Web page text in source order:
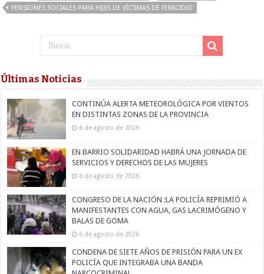
PENSIONES SOCIALES PARA HIJXS DE VÍCTIMAS DE FEMICIDIO
Últimas Noticias
CONTINÚA ALERTA METEOROLÓGICA POR VIENTOS
EN DISTINTAS ZONAS DE LA PROVINCIA
6 de agosto de 2026
EN BARRIO SOLIDARIDAD HABRÁ UNA JORNADA DE
SERVICIOS Y DERECHOS DE LAS MUJERES
6 de agosto de 2026
CONGRESO DE LA NACIÓN :LA POLICÍA REPRIMIÓ A
MANIFESTANTES CON AGUA, GAS LACRIMÓGENO Y
BALAS DE GOMA
6 de agosto de 2026
CONDENA DE SIETE AÑOS DE PRISIÓN PARA UN EX
POLICÍA QUE INTEGRABA UNA BANDA